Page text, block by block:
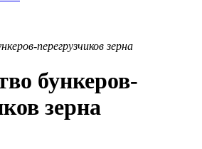
перегрузчиков зерна
бункеров-
зерна